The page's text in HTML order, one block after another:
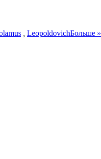
, LeopoldovichБольше »